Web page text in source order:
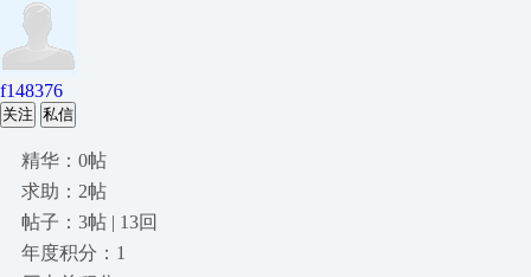
f148376
关注 私信
精华：0帖
求助：2帖
帖子：3帖 | 13回
年度积分：1